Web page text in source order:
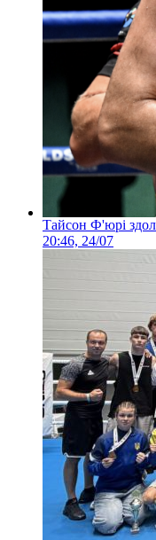
Тайсон Ф'юрі
20:46, 24/07